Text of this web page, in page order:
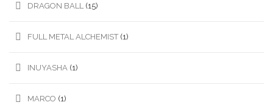
DRAGON BALL (15)
FULL METAL ALCHEMIST (1)
INUYASHA (1)
MARCO (1)